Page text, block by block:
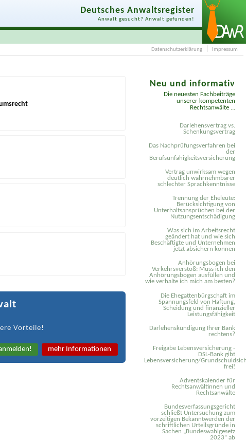
Deutsches Anwaltsregister
Anwalt gesucht? Anwalt gefunden!
Datenschutzerklärung Impressum
Vorteile!
mehr Informationen
Neu und informativ
Die neuesten Fachbeiträge
unserer kompetenten
Rechtsanwälte ...
Darlehensvertrag vs.
Schenkungsvertrag
Das Nachprüfungsverfahren bei
der
Berufsunfähigkeitsversicherung
Vertrag unwirksam wegen
deutlich wahrnehmbarer
schlechter Sprachkenntnisse
Trennung der Eheleute:
Berücksichtigung von
Unterhaltsansprüchen bei der
Nutzungsentschädigung
Was sich im Arbeitsrecht
geändert hat und wie sich
Beschäftigte und Unternehmen
jetzt absichern können
Anhörungsbogen bei
Verkehrsverstoß: Muss ich den
Anhörungsbogen ausfüllen und
wie verhalte ich mich am besten?
Die Ehegattenbürgschaft im
Spannungsfeld von Haftung,
Scheidung und finanzieller
Leistungsfähigkeit
Darlehenskündigung Ihrer Bank
rechtens?
Freigabe Lebensversicherung -
DSL-Bank gibt
Lebensversicherung/
frei!
Adventskalender für
Rechtsanwältinnen und
Rechtsanwälte
Bundesverfassungsgericht
schließt Untersuchung zum
vorzeitigen Bekanntwerden der
schriftlichen Urteilsgründe in
Sachen „Bundeswahlgesetz
2023“ ab